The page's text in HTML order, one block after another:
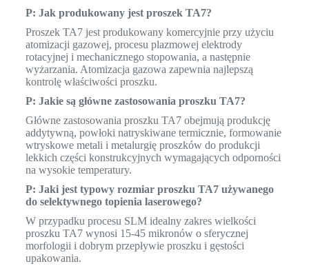
P: Jak produkowany jest proszek TA7?
Proszek TA7 jest produkowany komercyjnie przy użyciu
atomizacji gazowej, procesu plazmowej elektrody
rotacyjnej i mechanicznego stopowania, a następnie
wyżarzania. Atomizacja gazowa zapewnia najlepszą
kontrolę właściwości proszku.
P: Jakie są główne zastosowania proszku TA7?
Główne zastosowania proszku TA7 obejmują produkcję
addytywną, powłoki natryskiwane termicznie, formowanie
wtryskowe metali i metalurgię proszków do produkcji
lekkich części konstrukcyjnych wymagających odporności
na wysokie temperatury.
P: Jaki jest typowy rozmiar proszku TA7 używanego
do selektywnego topienia laserowego?
W przypadku procesu SLM idealny zakres wielkości
proszku TA7 wynosi 15-45 mikronów o sferycznej
morfologii i dobrym przepływie proszku i gęstości
upakowania.